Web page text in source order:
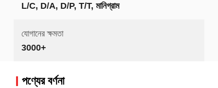
L/C, D/A, D/P, T/T, মানিগ্রাম
যোগানের ক্ষমতা
3000+
পণ্যের বর্ণনা